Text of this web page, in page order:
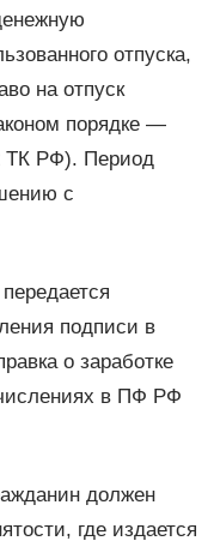
отпуска,
на отпуск
порядке —
ТК РФ). Период
с
подписи в
о заработке
в ПФ РФ
должен
где издается